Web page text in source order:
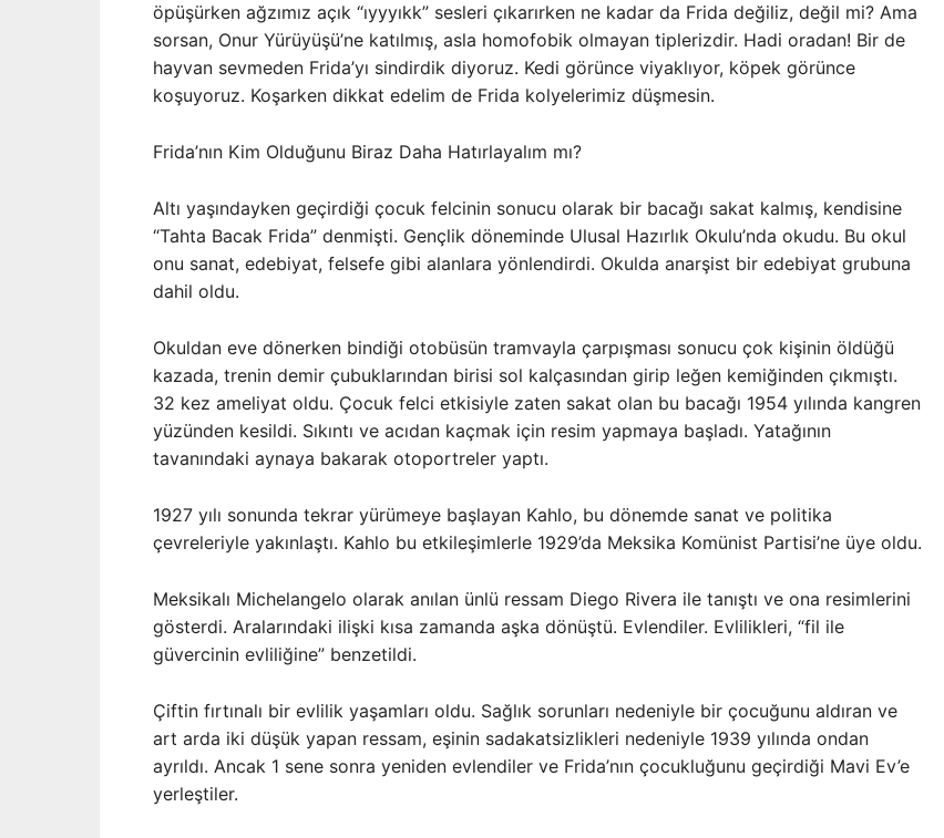
öpüşürken ağzımız açık “ıyyyıkk” sesleri çıkarırken ne kadar da Frida değiliz, değil mi? Ama
sorsan, Onur Yürüyüşü’ne katılmış, asla homofobik olmayan tiplerizdir. Hadi oradan! Bir de
hayvan sevmeden Frida’yı sindirdik diyoruz. Kedi görünce viyaklıyor, köpek görünce
koşuyoruz. Koşarken dikkat edelim de Frida kolyelerimiz düşmesin.
Frida’nın Kim Olduğunu Biraz Daha Hatırlayalım mı?
Altı yaşındayken geçirdiği çocuk felcinin sonucu olarak bir bacağı sakat kalmış, kendisine
“Tahta Bacak Frida” denmişti. Gençlik döneminde Ulusal Hazırlık Okulu’nda okudu. Bu okul
onu sanat, edebiyat, felsefe gibi alanlara yönlendirdi. Okulda anarşist bir edebiyat grubuna
dahil oldu.
Okuldan eve dönerken bindiği otobüsün tramvayla çarpışması sonucu çok kişinin öldüğü
kazada, trenin demir çubuklarından birisi sol kalçasından girip leğen kemiğinden çıkmıştı.
32 kez ameliyat oldu. Çocuk felci etkisiyle zaten sakat olan bu bacağı 1954 yılında kangren
yüzünden kesildi. Sıkıntı ve acıdan kaçmak için resim yapmaya başladı. Yatağının
tavanındaki aynaya bakarak otoportreler yaptı.
1927 yılı sonunda tekrar yürümeye başlayan Kahlo, bu dönemde sanat ve politika
çevreleriyle yakınlaştı. Kahlo bu etkileşimlerle 1929’da Meksika Komünist Partisi’ne üye oldu.
Meksikalı Michelangelo olarak anılan ünlü ressam Diego Rivera ile tanıştı ve ona resimlerini
gösterdi. Aralarındaki ilişki kısa zamanda aşka dönüştü. Evlendiler. Evlilikleri, “fil ile
güvercinin evliliğine” benzetildi.
Çiftin fırtınalı bir evlilik yaşamları oldu. Sağlık sorunları nedeniyle bir çocuğunu aldıran ve
art arda iki düşük yapan ressam, eşinin sadakatsizlikleri nedeniyle 1939 yılında ondan
ayrıldı. Ancak 1 sene sonra yeniden evlendiler ve Frida’nın çocukluğunu geçirdiği Mavi Ev’e
yerleştiler.